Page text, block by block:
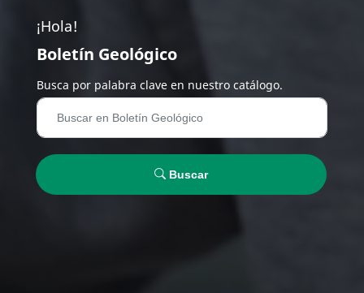
¡Hola!
Boletín Geológico
Busca por palabra clave en nuestro catálogo.
Buscar